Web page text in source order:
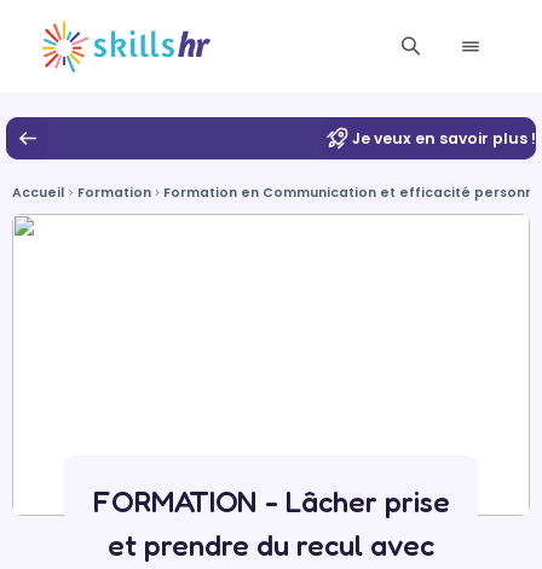
Je veux en savoir plus !
Accueil Formation Formation en Communication et efficacité
FORMATION - Lâcher prise
et prendre du recul avec